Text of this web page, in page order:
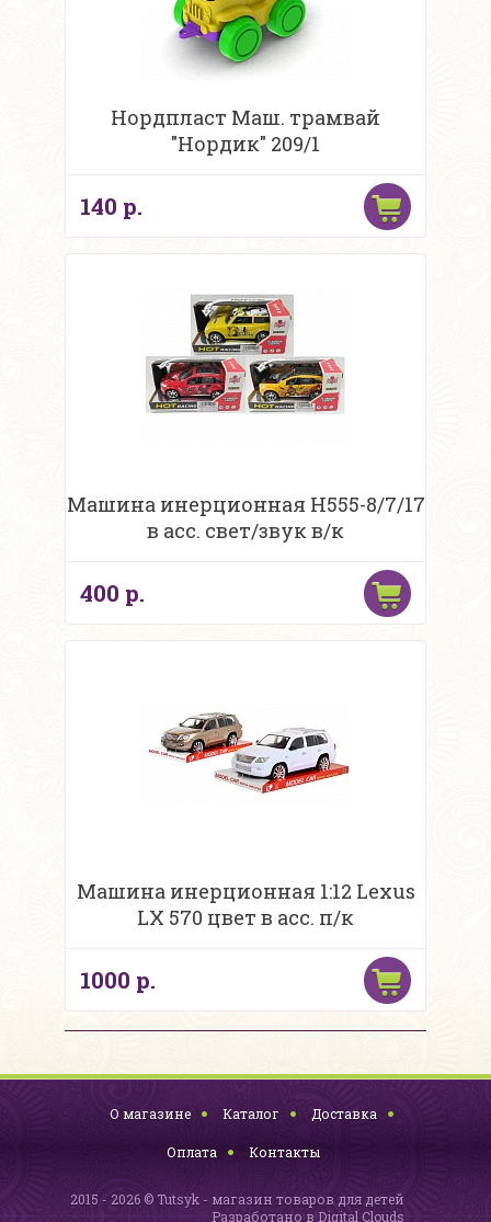
Нордпласт Маш. трамвай
"Нордик" 209/1
140 р.
Машина инерционная H555-8/7/17
в асс. свет/звук в/к
400 р.
Машина инерционная 1:12 Lexus
LX 570 цвет в асс. п/к
1000 р.
О магазине Каталог Доставка
Оплата Контакты
2015 - 2026 © Tutsyk - магазин товаров для детей
Разработано в Digital Clouds